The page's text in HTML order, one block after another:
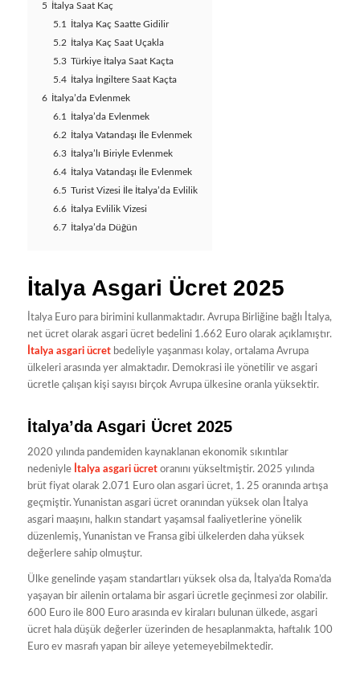
5 İtalya Saat Kaç
5.1 İtalya Kaç Saatte Gidilir
5.2 İtalya Kaç Saat Uçakla
5.3 Türkiye İtalya Saat Kaçta
5.4 İtalya İngiltere Saat Kaçta
6 İtalya’da Evlenmek
6.1 İtalya’da Evlenmek
6.2 İtalya Vatandaşı İle Evlenmek
6.3 İtalya’lı Biriyle Evlenmek
6.4 İtalya Vatandaşı İle Evlenmek
6.5 Turist Vizesi İle İtalya’da Evlilik
6.6 İtalya Evlilik Vizesi
6.7 İtalya’da Düğün
İtalya Asgari Ücret 2025
İtalya Euro para birimini kullanmaktadır. Avrupa Birliğine bağlı İtalya,
net ücret olarak asgari ücret bedelini 1.662 Euro olarak açıklamıştır.
İtalya asgari ücretbedeliyle yaşanması kolay, ortalama Avrupa
ülkeleri arasında yer almaktadır. Demokrasi ile yönetilir ve asgari
ücretle çalışan kişi sayısı birçok Avrupa ülkesine oranla yüksektir.
İtalya’da Asgari Ücret 2025
2020 yılında pandemiden kaynaklanan ekonomik sıkıntılar
nedeniyle İtalya asgari ücretoranını yükseltmiştir. 2025 yılında
brüt fiyat olarak 2.071 Euro olan asgari ücret, 1. 25 oranında artışa
geçmiştir. Yunanistan asgari ücret oranından yüksek olan İtalya
asgari maaşını, halkın standart yaşamsal faaliyetlerine yönelik
düzenlemiş, Yunanistan ve Fransa gibi ülkelerden daha yüksek
değerlere sahip olmuştur.
Ülke genelinde yaşam standartları yüksek olsa da, İtalya’da Roma’da
yaşayan bir ailenin ortalama bir asgari ücretle geçinmesi zor olabilir.
600 Euro ile 800 Euro arasında ev kiraları bulunan ülkede, asgari
ücret hala düşük değerler üzerinden de hesaplanmakta, haftalık 100
Euro ev masrafı yapan bir aileye yetemeyebilmektedir.